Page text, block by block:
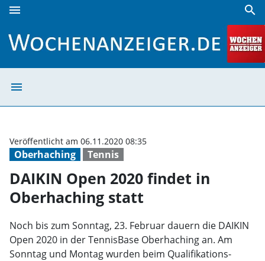
menu search
menu
Oberhaching Tennis
Veröffentlicht am 06.11.2020 08:35
DAIKIN Open 2020 findet in
Oberhaching statt
Noch bis zum Sonntag, 23. Februar dauern die DAIKIN
Open 2020 in der TennisBase Oberhaching an. Am
Sonntag und Montag wurden beim Qualifikations-